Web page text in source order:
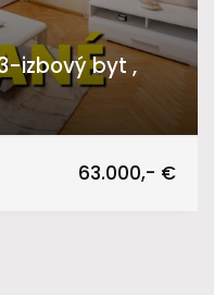
3-izbový byt ,
63.000,- €